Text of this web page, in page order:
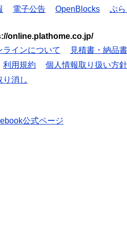
電子公告 OpenBlocks ぷ
online.plathome.co.jp/
ラインについて 見積書・納品
利用規約 個人情報取り扱い方針
り消し
公式ページ